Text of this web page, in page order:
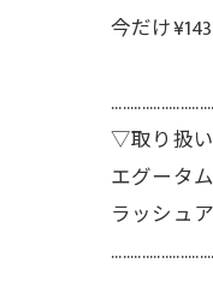
今だけ
▽取り扱
エグータ
ラッシュ